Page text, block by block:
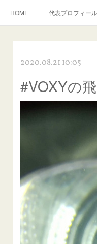
HOME 代表プロフィール
飛び石施工料金について
当店へのアクセス 建築
【プロ使用】フッ素系ガラス
当
欧州車モールの白サビやシミを
飛び石ひび割れでヒビ先が伸
2020.08.21 10:05
#VOXYの